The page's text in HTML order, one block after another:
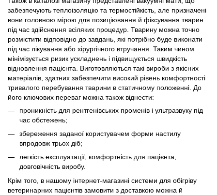
забезпечують теплоізоляцію та термостійкість, але призначені
вони головною мірою для позиціювання й фіксування тварин
під час здійснення всіляких процедур. Тварину можна точно
розмістити відповідно до завдань, які потрібно буде виконати
під час лікування або хірургічного втручання. Таким чином
мінімізується ризик ускладнень і підвищується швидкість
відновлення пацієнта. Виготовляються такі вироби з якісних
матеріалів, здатних забезпечити високий рівень комфортності
тривалого перебування тварини в статичному положенні. До
його ключових переваг можна також віднести:
проникність для рентгенівських променів і ультразвуку під
час обстежень;
збереження заданої користувачем форми настилу
впродовж трьох діб;
легкість експлуатації, комфортність для пацієнта,
довговічність виробу.
Крім того, в нашому інтернет-магазині системи для обігріву
ветеринарних пацієнтів замовити з доставкою можна й